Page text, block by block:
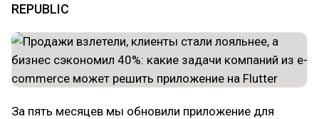
REPUBLIC
За пять месяцев мы обновили приложение для